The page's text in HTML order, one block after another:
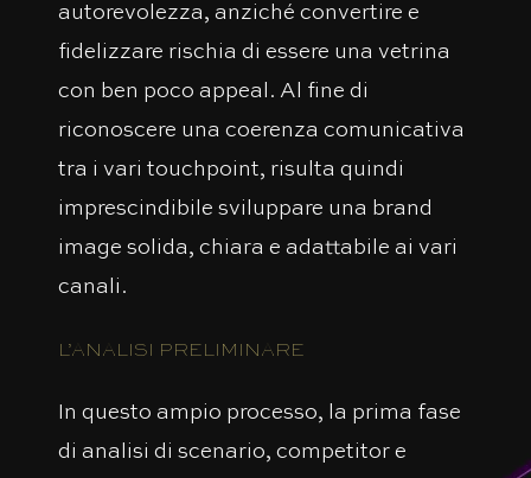
autorevolezza, anziché convertire e
fidelizzare rischia di essere una vetrina
con ben poco appeal. Al fine di
riconoscere una coerenza comunicativa
tra i vari touchpoint, risulta quindi
imprescindibile sviluppare una brand
image solida, chiara e adattabile ai vari
canali.
L’ANALISI PRELIMINARE
In questo ampio processo, la prima fase
di analisi di scenario, competitor e